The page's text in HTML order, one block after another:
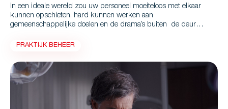
In een ideale wereld zou uw personeel moeiteloos met elkaar
kunnen opschieten, hard kunnen werken aan
gemeenschappelijke doelen en de drama’s buiten de deur
een klein team dat incidentele conflicten onvermijdelijk zijn, vooral
incidentele meningsverschillen uitgroeien tot regelmatige
botsingen?
PRAKTIJK BEHEER